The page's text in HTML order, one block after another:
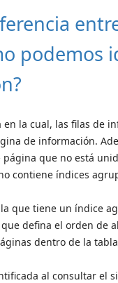
podemos
en la cual, las filas de
de información.
que no está
contiene índices
que tiene un índice
defina el orden de
dentro de la
al consultar el